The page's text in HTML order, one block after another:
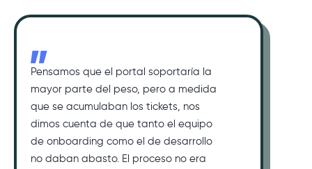
Pensamos que el portal soportaría la
mayor parte del peso, pero a medida
que se acumulaban los tickets, nos
dimos cuenta de que tanto el equipo
de onboarding como el de desarrollo
no daban abasto. El proceso no era